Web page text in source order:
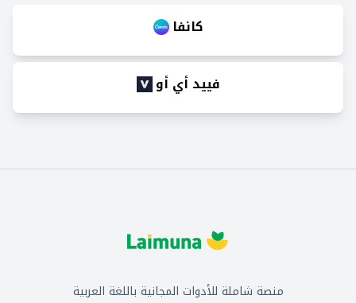
كانفا
فييد أي أو
منصة شاملة للأدوات المجانية باللغة العربية